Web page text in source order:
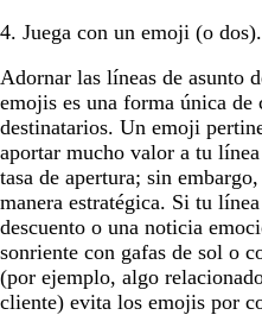
4. Juega con un emoji (o dos).
Adornar las líneas de asunto
emojis es una forma única de
destinatarios. Un emoji
aportar mucho valor a tu
tasa de apertura; sin
manera estratégica. Si tu
descuento o una noticia
sonriente con gafas de sol o
(por ejemplo, algo
cliente) evita los emojis por